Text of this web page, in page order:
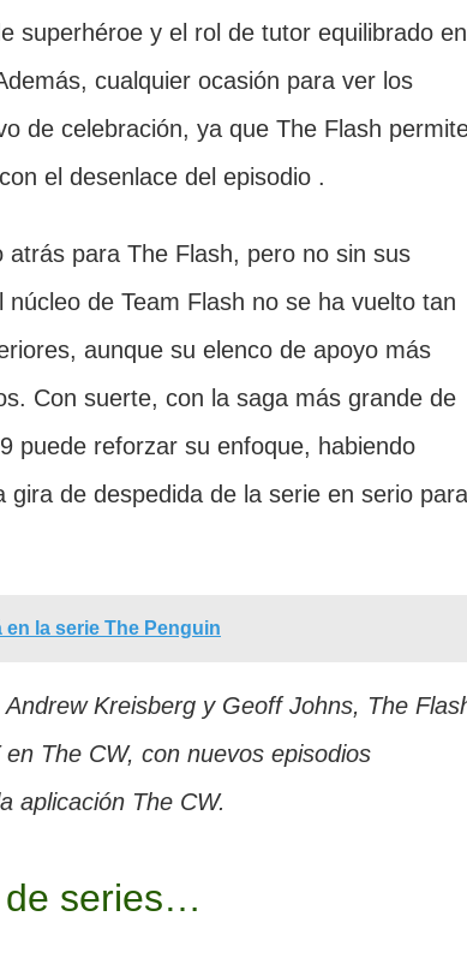
superhéroe y el rol de tutor equilibrado en
cualquier ocasión para ver los
de celebración, ya que The Flash
el desenlace del episodio .
atrás para The Flash, pero no sin sus
de Team Flash no se ha vuelto tan
aunque su elenco de apoyo más
Con suerte, con la saga más grande de
puede reforzar su enfoque, habiendo
de despedida de la serie en serio para
en la serie The Penguin
Kreisberg y Geoff Johns, The
The CW, con nuevos episodios
aplicación The CW.
de series…